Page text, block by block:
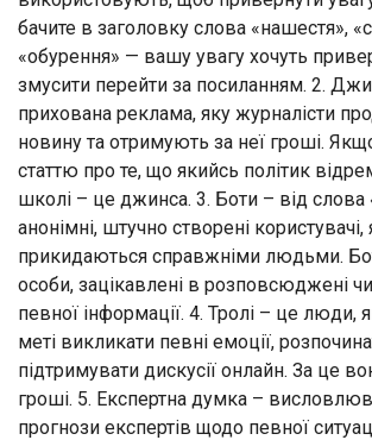
бачите в заголовку слова «нашестя»,
«обурення» — вашу увагу хочуть
змусити перейти за посиланням. 2.
прихована реклама, яку журналісти
новину та отримують за неї гроші.
статтю про те, що якийсь політик
школі – це джинса. 3. Боти – від слова
анонімні, штучно створені користувачі,
прикидаються справжніми людьми.
особи, зацікавлені в розповсюджені
певної інформації. 4. Тролі – це люди,
меті викликати певні емоції,
підтримувати дискусії онлайн. За це
гроші. 5. Експертна думка –
прогнози експертів щодо певної